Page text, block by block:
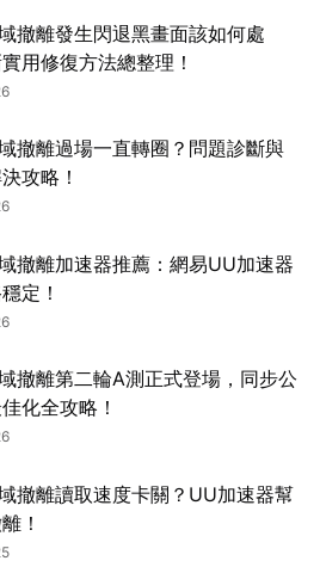
撤離發生閃退黑畫面該如何處
用修復方法總整理！
撤離過場一直轉圈？問題診斷與
攻略！
撤離加速器推薦：網易UU加速器
定！
撤離第二輪A測正式登場，同步公
化全攻略！
撤離讀取速度卡關？UU加速器幫
！